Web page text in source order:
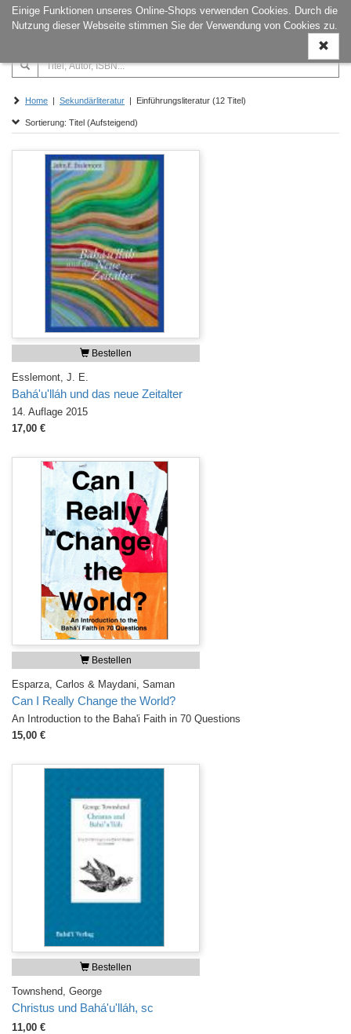
Einige Funktionen unseres Online-Shops verwenden Cookies. Durch die
Nutzung dieser Webseite stimmen Sie der Verwendung von Cookies zu.
ein-/
Home | Sekundärliteratur | Einführungsliteratur (12 Titel)
Sortierung: Titel (Aufsteigend)
Bestellen
Esslemont, J. E.
Bahá'u'lláh und das neue Zeitalter
14. Auflage 2015
17,00 €
Bestellen
Esparza, Carlos & Maydani, Saman
Can I Really Change the World?
An Introduction to the Baha'i Faith in 70 Questions
15,00 €
Bestellen
Townshend, George
Christus und Bahá'u'lláh, sc
11,00 €